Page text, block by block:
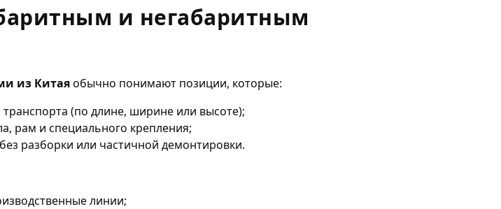
и негабаритным
из Китаяобычно понимают позиции, которые:
(по длине, ширине или высоте);
рам и специального крепления;
разборки или частичной демонтировки.
линии;